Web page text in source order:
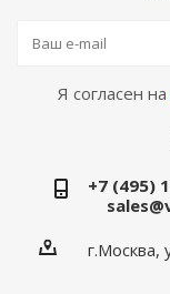
Я согласен на
+7 (495)
г.Москва,